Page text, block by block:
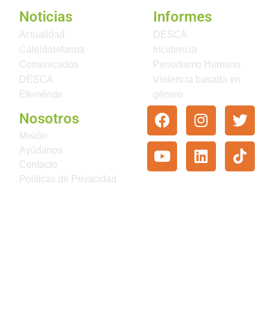
Noticias
Actualidad
CaleidoInforma
Comunicados
DESCA
Efeméride
Informes
DESCA
Incidencia
Periodismo Humano
Violencia basada en
género
Nosotros
Misión
Ayúdanos
Contacto
Políticas de Privacidad